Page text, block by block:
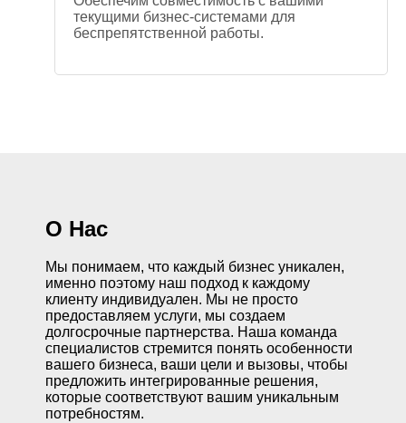
текущими бизнес-системами для
беспрепятственной работы.
О Нас
Мы понимаем, что каждый бизнес уникален,
именно поэтому наш подход к каждому
клиенту индивидуален. Мы не просто
предоставляем услуги, мы создаем
долгосрочные партнерства. Наша команда
специалистов стремится понять особенности
вашего бизнеса, ваши цели и вызовы, чтобы
предложить интегрированные решения,
которые соответствуют вашим уникальным
потребностям.